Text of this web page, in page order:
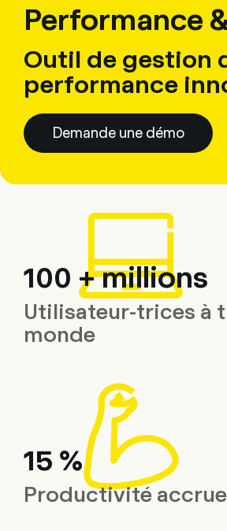
Performance
Outil de gestion
performance
Demande une démo
100 + millions
Utilisateur-trices à
monde
15 %
Productivité accrue